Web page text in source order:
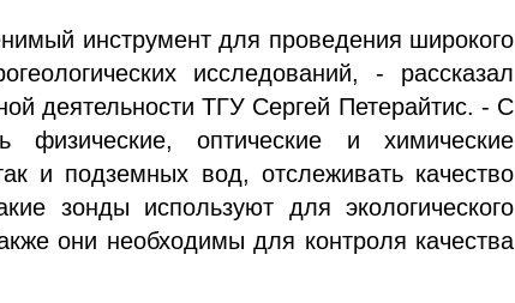
инструмент для проведения широкого
исследований, - рассказал
деятельности ТГУ Сергей Петерайтис. - С
оптические и химические
и подземных вод, отслеживать качество
зонды используют для экологического
они необходимы для контроля качества